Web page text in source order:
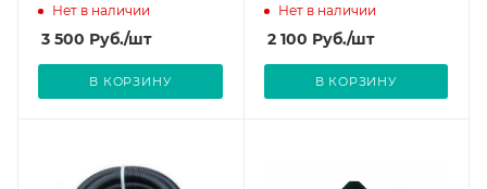
Нет в наличии
3 500 Руб./шт
В КОРЗИНУ
Нет в наличии
2 100 Руб./шт
В КОРЗИНУ